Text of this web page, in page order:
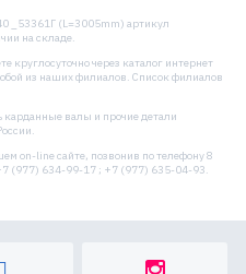
_53361Г (L=3005mm) артикул
на складе.
круглосуточно через каталог интернет
из наших филиалов. Список филиалов
карданные валы и прочие детали
on-line сайте, позвонив по телефону 8
(977) 634-99-17 ; +7 (977) 635-04-93.